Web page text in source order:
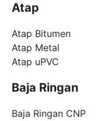
Atap
Atap Bitumen
Atap Metal
Atap uPVC
Baja Ringan
Baja Ringan CNP